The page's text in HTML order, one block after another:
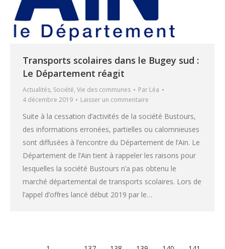
Transports scolaires dans le Bugey sud :
Le Département réagit
Actualités, Société, Vie des communes Par Léa
4 décembre 2019
Laisser un commentaire
Suite à la cessation d’activités de la société Bustours,
des informations erronées, partielles ou calomnieuses
sont diffusées à l’encontre du Département de l’Ain. Le
Département de l’Ain tient à rappeler les raisons pour
lesquelles la société Bustours n’a pas obtenu le
marché départemental de transports scolaires. Lors de
l’appel d’offres lancé début 2019 par le…